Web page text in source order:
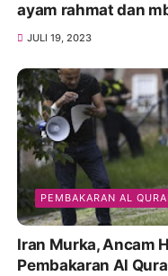
ayam rahmat dan
JULI 19, 2023
PEMBAKARAN AL
Iran Murka, Ancam
Pembakaran Al